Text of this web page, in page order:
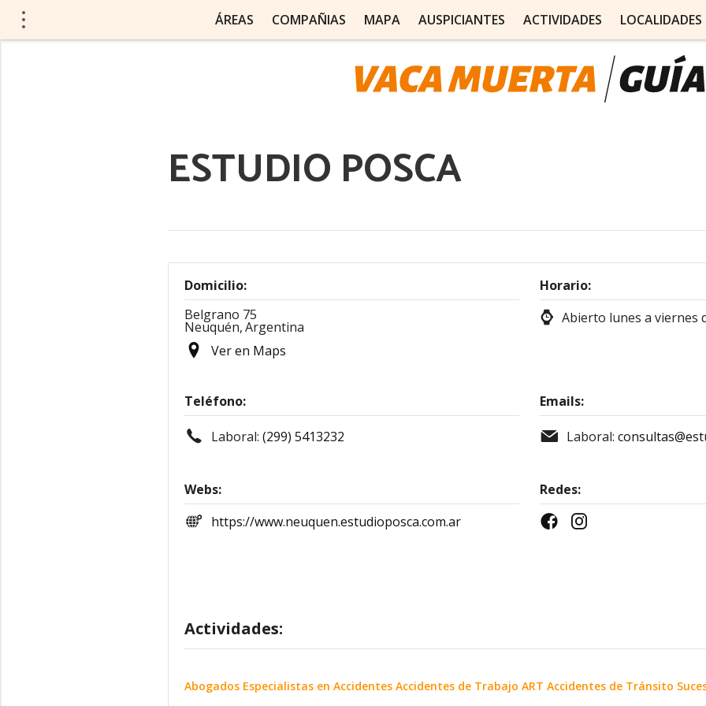
ÁREAS COMPAÑIAS MAPA AUSPICIANTES ACTIVIDADES LOCALIDADES
ESTUDIO POSCA
Domicilio:
Belgrano 75
Neuquén,Argentina
Ver en Maps
Horario:
Abierto lunes a viernes
Teléfono:
Laboral: (299) 5413232
Emails:
Laboral:
Webs:
https://www.neuquen.estudioposca.com.ar
Redes:
Actividades:
Abogados Especialistas en Accidentes Accidentes de Trabajo ART Accidentes de Tránsito